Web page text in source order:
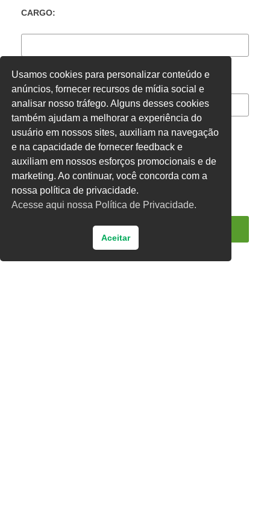
CARGO:
LOCAL DE TRABALHO:
CONCURSADO ACT CLT OUTROS
Usamos cookies para personalizar conteúdo e
anúncios, fornecer recursos de mídia social e
analisar nosso tráfego. Alguns desses cookies
também ajudam a melhorar a experiência do
usuário em nossos sites, auxiliam na navegação
e na capacidade de fornecer feedback e
auxiliam em nossos esforços promocionais e de
marketing. Ao continuar, você concorda com a
nossa política de privacidade.
Acesse aqui nossa Política de Privacidade.
Aceitar